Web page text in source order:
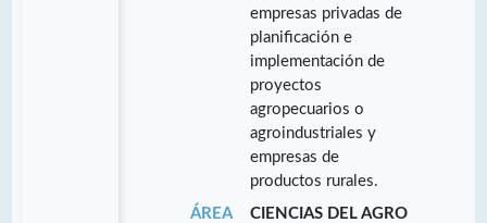
empresas privadas de
planificación e
implementación de
proyectos
agropecuarios o
agroindustriales y
empresas de
productos rurales.
ÁREA
CIENCIAS DEL AGRO